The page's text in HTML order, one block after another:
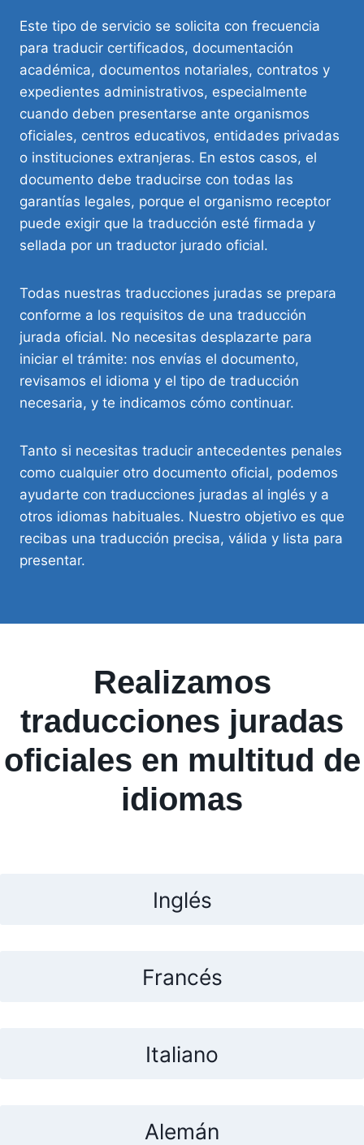
Este tipo de servicio se solicita con frecuencia
para traducir certificados, documentación
académica, documentos notariales, contratos y
expedientes administrativos, especialmente
cuando deben presentarse ante organismos
oficiales, centros educativos, entidades privadas
o instituciones extranjeras. En estos casos, el
documento debe traducirse con todas las
garantías legales, porque el organismo receptor
puede exigir que la traducción esté firmada y
sellada por un traductor jurado oficial.
Todas nuestras traducciones juradas se prepara
conforme a los requisitos de una traducción
jurada oficial. No necesitas desplazarte para
iniciar el trámite: nos envías el documento,
revisamos el idioma y el tipo de traducción
necesaria, y te indicamos cómo continuar.
Tanto si necesitas traducir antecedentes penales
como cualquier otro documento oficial, podemos
ayudarte con traducciones juradas al inglés y a
otros idiomas habituales. Nuestro objetivo es que
recibas una traducción precisa, válida y lista para
presentar.
Realizamos
traducciones juradas
oficiales en multitud de
idiomas
Inglés
Francés
Italiano
Alemán